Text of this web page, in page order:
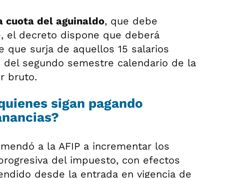
cuota del aguinaldo, que debe
el decreto dispone que deberá
que surja de aquellos 15 salarios
segundo semestre calendario de la
bruto.
sigan pagando
a la AFIP a incrementar los
del impuesto, con efectos
desde la entrada en vigencia de